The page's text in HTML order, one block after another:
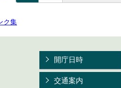
ク集
開庁日時
交通案内